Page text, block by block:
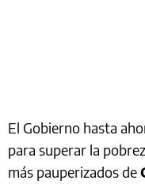
El Gobierno hasta
para superar la
más pauperizados de